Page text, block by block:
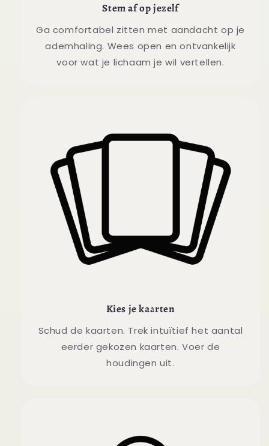
Stem af op jezelf
Ga comfortabel zitten met aandacht op je
ademhaling. Wees open en ontvankelijk
voor wat je lichaam je wil vertellen.
Kies je kaarten
Schud de kaarten. Trek intuïtief het aantal
eerder gekozen kaarten. Voer de
houdingen uit.